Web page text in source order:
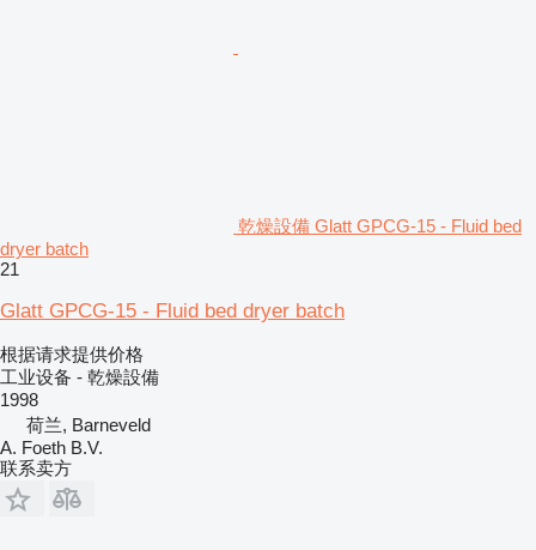
乾燥設備 Glatt GPCG-15 - Fluid bed
dryer batch
21
Glatt GPCG-15 - Fluid bed dryer batch
根据请求提供价格
工业设备 - 乾燥設備
1998
荷兰, Barneveld
A. Foeth B.V.
联系卖方